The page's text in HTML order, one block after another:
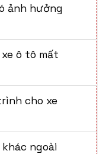
ảnh hưởng
ô tô mất
cho xe
ngoài